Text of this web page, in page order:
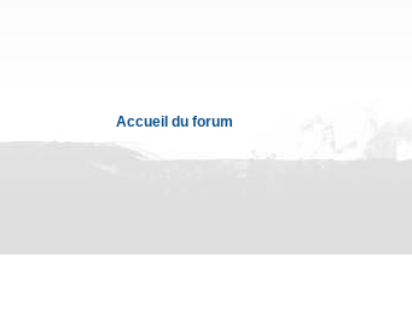
Accueil du forum